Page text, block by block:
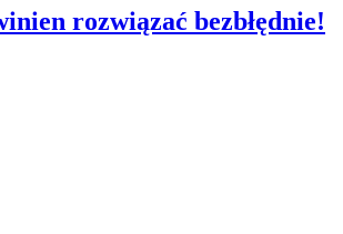
rozwiązać bezbłędnie!